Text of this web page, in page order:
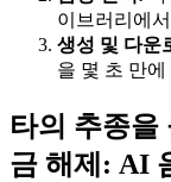
이브러리에
생성 및 다운
을 몇 초 만
타의 추종을
금 해제: AI